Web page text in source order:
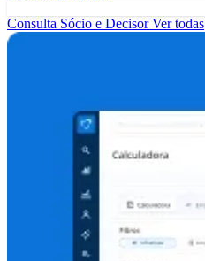
Consulta Sócio e DecisorVer todas